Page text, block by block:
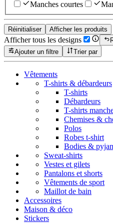
Manches courtes
Réinitialiser Afficher les produits
Afficher tous les designs
Ajouter un filtre
Trier par
Vêtements
T-shirts & débardeurs
T-shirts
Débardeurs
T-shirts
Chemises &
Polos
Robes t-shirt
Bodies &
Sweat-shirts
Vestes et gilets
Pantalons et shorts
Vêtements de sport
Maillot de bain
Accessoires
Maison & déco
Stickers